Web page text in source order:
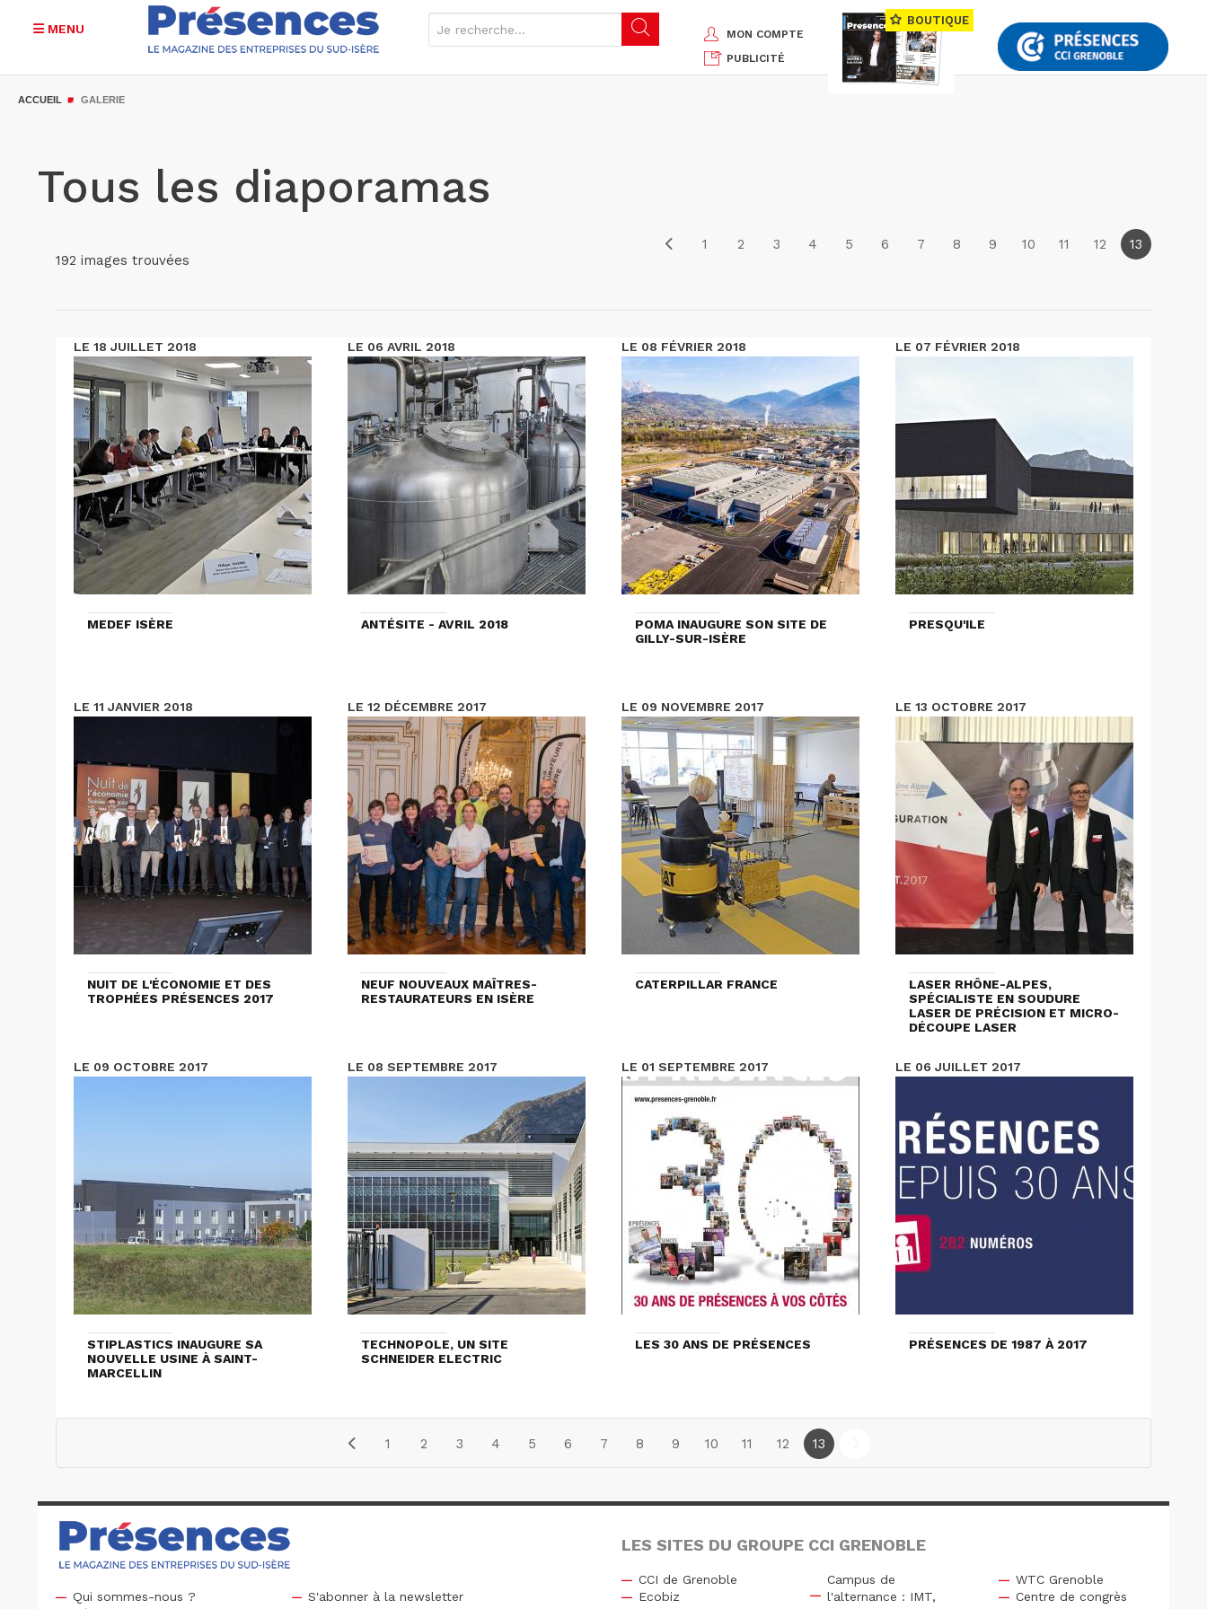
MENU
MON COMPTE
PUBLICITÉ
BOUTIQUE
ACCUEIL GALERIE
Tous les diaporamas
192 images trouvées
1 2 3 4 5 6 7 8 9 10 11 12 13
LE 18 JUILLET 2018
MEDEF ISÈRE
LE 06 AVRIL 2018
ANTÉSITE - AVRIL 2018
LE 08 FÉVRIER 2018
POMA INAUGURE SON SITE DE
GILLY-SUR-ISÈRE
LE 07 FÉVRIER 2018
PRESQU'ILE
LE 11 JANVIER 2018
NUIT DE L'ÉCONOMIE ET DES
TROPHÉES PRÉSENCES 2017
LE 12 DÉCEMBRE 2017
NEUF NOUVEAUX MAÎTRES-
RESTAURATEURS EN ISÈRE
LE 09 NOVEMBRE 2017
CATERPILLAR FRANCE
LE 13 OCTOBRE 2017
LASER RHÔNE-ALPES,
SPÉCIALISTE EN SOUDURE
LASER DE PRÉCISION ET MICRO-
DÉCOUPE LASER
LE 09 OCTOBRE 2017
STIPLASTICS INAUGURE SA
NOUVELLE USINE À SAINT-
MARCELLIN
LE 08 SEPTEMBRE 2017
TECHNOPOLE, UN SITE
SCHNEIDER ELECTRIC
LE 01 SEPTEMBRE 2017
LES 30 ANS DE PRÉSENCES
LE 06 JUILLET 2017
PRÉSENCES DE 1987 À 2017
1 2 3 4 5 6 7 8 9 10 11 12 13
Qui sommes-nous ?
S'abonner à la newsletter
LES SITES DU GROUPE CCI GRENOBLE
CCI de Grenoble
Ecobiz
Campus de
l'alternance : IMT,
WTC Grenoble
Centre de congrès